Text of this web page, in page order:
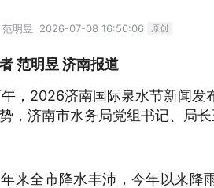
范明昱 2026-07-08 16:50:06 原创
范明昱 济南报道
2026济南国际泉水节新闻发
，济南市水务局党组书记、局
全市降水丰沛，今年以来降